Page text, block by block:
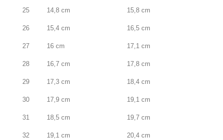
25 14,8 cm 15,8 cm
26 15,4 cm 16,5 cm
27 16 cm 17,1 cm
28 16,7 cm 17,8 cm
29 17,3 cm 18,4 cm
30 17,9 cm 19,1 cm
31 18,5 cm 19,7 cm
32 19,1 cm 20,4 cm